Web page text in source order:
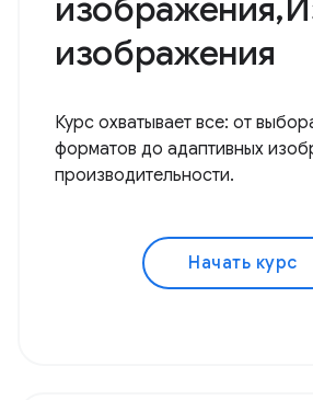
изображения
Курс охватывает все: от
форматов до адаптивных
производительности.
Начать курс